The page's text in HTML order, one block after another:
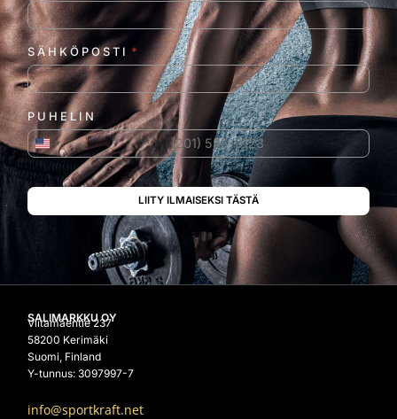
SÄHKÖPOSTI *
PUHELIN
Yhdysvallat +1
SALIMARKKU OY
Viitamäentie 237
58200 Kerimäki
Suomi, Finland
Y-tunnus: 3097997-7
info@sportkraft.net